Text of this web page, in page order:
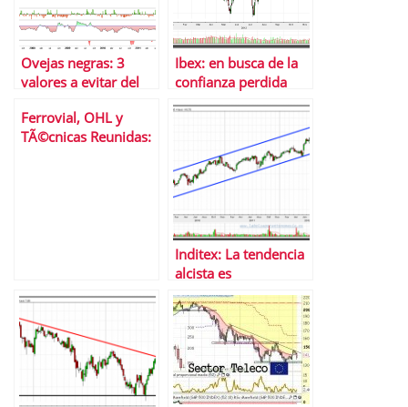
Ovejas negras: 3
valores a evitar del
Ibex: en busca de la
confianza perdida
Ferrovial, OHL y
TÃ©cnicas Reunidas:
Inditex: La tendencia
alcista es
incombustible